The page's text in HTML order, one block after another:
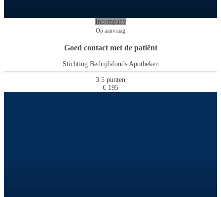
Incompany
Op aanvraag
Goed contact met de patiënt
Stichting Bedrijfsfonds Apotheken
3.5 punten
€ 195